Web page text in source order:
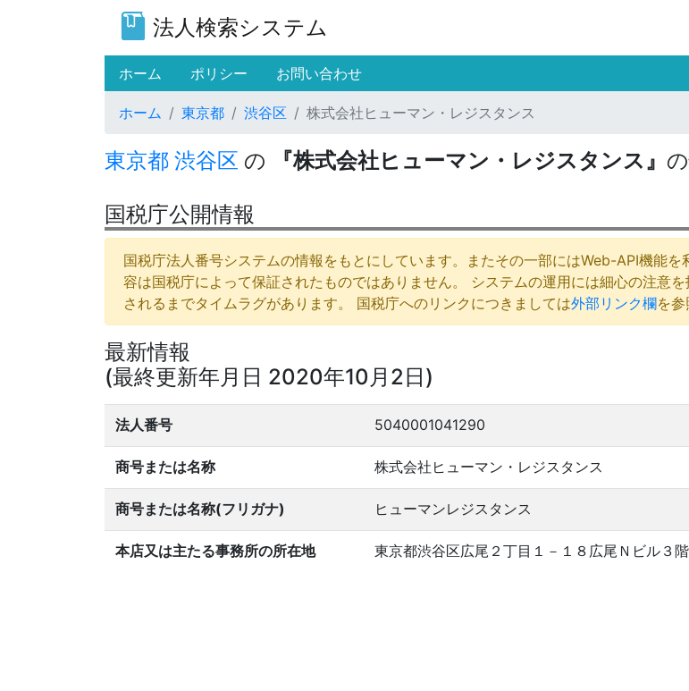
法人検索システム
ホーム (current)
ポリシー お問い合わせ
ホーム 東京都 渋谷区 株式会社ヒューマン・レジスタンス
東京都 渋谷区 の 『株式会社ヒューマン・レジスタンス』
国税庁公開情報
国税庁法人番号システムの情報をもとにしています。またその一部にはWeb-API機能
容は国税庁によって保証されたものではありません。 システムの運用には細心の注意
されるまでタイムラグがあります。 国税庁へのリンクにつきましては外部リンク欄を参
最新情報
(最終更新年月日 2020年10月2日)
法人番号 5040001041290
商号または名称 株式会社ヒューマン・レジスタンス
商号または名称(フリガナ) ヒューマンレジスタンス
本店又は主たる事務所の所在地 東京都渋谷区広尾２丁目１－１８広尾Ｎビル３階